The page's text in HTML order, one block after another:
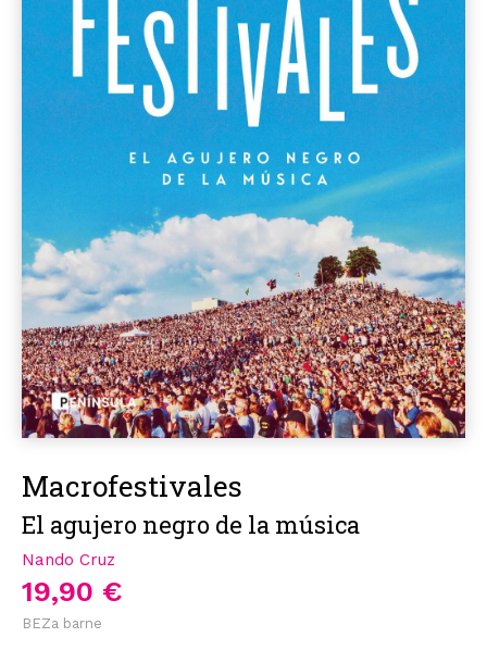
Macrofestivales
El agujero negro de la música
Nando Cruz
19,90 €
BEZa barne